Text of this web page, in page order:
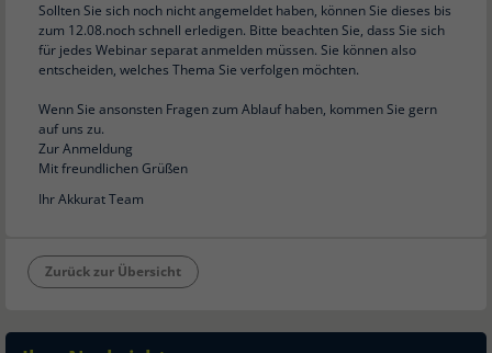
Sollten Sie sich noch nicht angemeldet haben, können Sie dieses bis
zum 12.08.noch schnell erledigen. Bitte beachten Sie, dass Sie sich
für jedes Webinar separat anmelden müssen. Sie können also
entscheiden, welches Thema Sie verfolgen möchten.
Wenn Sie ansonsten Fragen zum Ablauf haben, kommen Sie gern
auf uns zu.
Zur Anmeldung
Mit freundlichen Grüßen
Ihr Akkurat Team
Zurück zur Übersicht